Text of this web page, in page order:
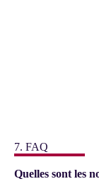
7. FAQ
Quelles sont les